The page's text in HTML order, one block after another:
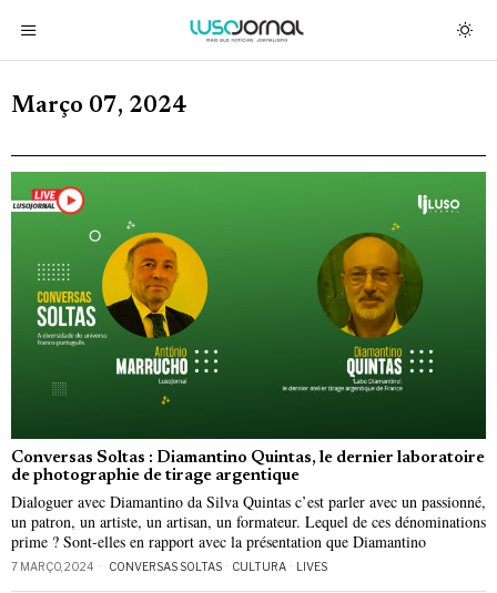
Março 07, 2024
Conversas Soltas : Diamantino Quintas, le dernier laboratoire
de photographie de tirage argentique
Dialoguer avec Diamantino da Silva Quintas c’est parler avec un passionné,
un patron, un artiste, un artisan, un formateur. Lequel de ces dénominations
prime ? Sont-elles en rapport avec la présentation que Diamantino
7 MARÇO, 2024 CONVERSAS SOLTAS · CULTURA · LIVES